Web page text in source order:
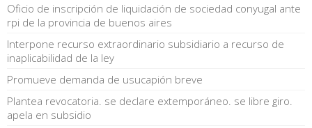
Oficio de inscripción de liquidación de sociedad conyugal ante
rpi de la provincia de buenos aires
Interpone recurso extraordinario subsidiario a recurso de
inaplicabilidad de la ley
Promueve demanda de usucapión breve
Plantea revocatoria. se declare extemporáneo. se libre giro.
apela en subsidio